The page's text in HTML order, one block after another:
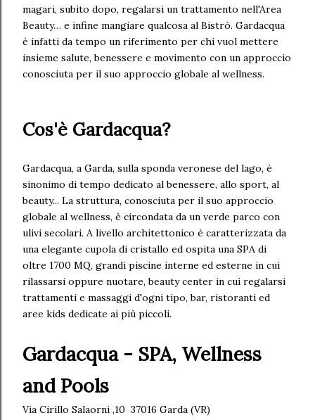
magari, subito dopo, regalarsi un trattamento nell'Area
Beauty… e infine mangiare qualcosa al Bistrò. Gardacqua
è infatti da tempo un riferimento per chi vuol mettere
insieme salute, benessere e movimento con un approccio
conosciuta per il suo approccio globale al wellness.
Cos'è Gardacqua?
Gardacqua, a Garda, sulla sponda veronese del lago, è
sinonimo di tempo dedicato al benessere, allo sport, al
beauty... La struttura, conosciuta per il suo approccio
globale al wellness, è circondata da un verde parco con
ulivi secolari. A livello architettonico è caratterizzata da
una elegante cupola di cristallo ed ospita una SPA di
oltre 1700 MQ, grandi piscine interne ed esterne in cui
rilassarsi oppure nuotare, beauty center in cui regalarsi
trattamenti e massaggi d'ogni tipo, bar, ristoranti ed
aree kids dedicate ai più piccoli.
Gardacqua - SPA, Wellness
and Pools
Via Cirillo Salaorni ,10 37016 Garda (VR)